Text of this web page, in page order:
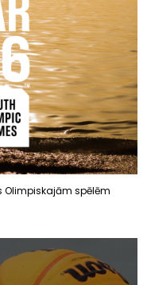
Olimpiskajām spēlēm